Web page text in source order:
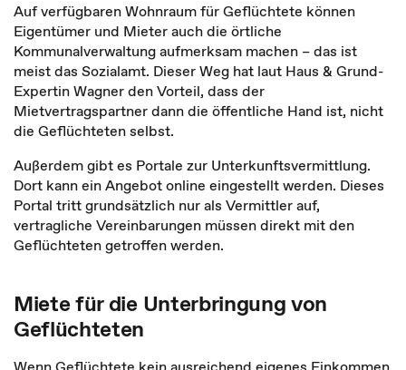
Auf verfügbaren Wohnraum für Geflüchtete können
Eigentümer und Mieter auch die örtliche
Kommunalverwaltung aufmerksam machen – das ist
meist das Sozialamt. Dieser Weg hat laut Haus & Grund-
Expertin Wagner den Vorteil, dass der
Mietvertragspartner dann die öffentliche Hand ist, nicht
die Geflüchteten selbst.
Außerdem gibt es Portale zur Unterkunftsvermittlung.
Dort kann ein Angebot online eingestellt werden. Dieses
Portal tritt grundsätzlich nur als Vermittler auf,
vertragliche Vereinbarungen müssen direkt mit den
Geflüchteten getroffen werden.
Miete für die Unterbringung von
Geflüchteten